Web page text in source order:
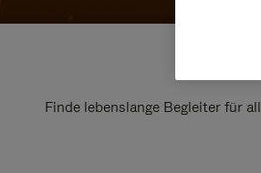
Finde lebenslange Begleiter für